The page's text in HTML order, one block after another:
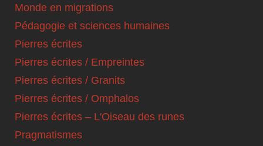
Monde en migrations
Pédagogie et sciences humaines
Pierres écrites
Pierres écrites / Empreintes
Pierres écrites / Granits
Pierres écrites / Omphalos
Pierres écrites – L'Oiseau des runes
Pragmatismes